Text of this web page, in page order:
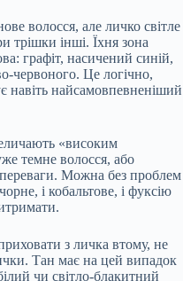
волосся, але личко світле
трішки інші. Їхня зона
графіт, насичений синій,
червоного. Це логічно,
навіть найсамовпевненіший
«високим
темне волосся, або
переваги. Можна без проблем
і кобальтове, і фуксію
з личка втому, не
Тан має на цей випадок
чи світло-блакитний